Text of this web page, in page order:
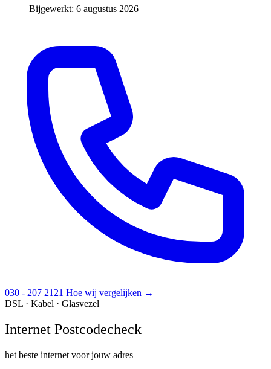
Bijgewerkt: 6 augustus 2026
030 - 207 2121 Hoe wij vergelijken →
DSL · Kabel · Glasvezel
Internet Postcodecheck
het beste internet voor jouw adres